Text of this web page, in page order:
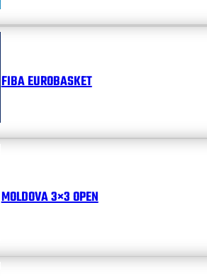
FIBA EUROBASKET
MOLDOVA 3×3 OPEN